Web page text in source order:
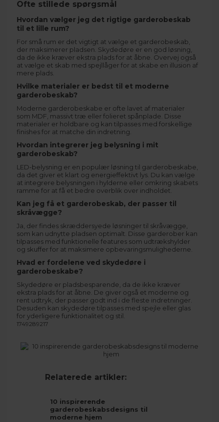
Ofte stillede spørgsmål
Hvordan vælger jeg det rigtige garderobeskab
til et lille rum?
For små rum er det vigtigt at vælge et garderobeskab,
der maksimerer pladsen. Skydedøre er en god løsning,
da de ikke kræver ekstra plads for at åbne. Overvej også
at vælge et skab med spejllåger for at skabe en illusion af
mere plads.
Hvilke materialer er bedst til et moderne
garderobeskab?
Moderne garderobeskabe er ofte lavet af materialer
som MDF, massivt træ eller folieret spånplade. Disse
materialer er holdbare og kan tilpasses med forskellige
finishes for at matche din indretning.
Hvordan integrerer jeg belysning i mit
garderobeskab?
LED-belysning er en populær løsning til garderobeskabe,
da det giver et klart og energieffektivt lys. Du kan vælge
at integrere belysningen i hylderne eller omkring skabets
ramme for at få et bedre overblik over indholdet.
Kan jeg få et garderobeskab, der passer til
skråvægge?
Ja, der findes skræddersyede løsninger til skråvægge,
som kan udnytte pladsen optimalt. Disse garderober kan
tilpasses med funktionelle features som udtrækshylder
og skuffer for at maksimere opbevaringsmulighederne.
Hvad er fordelene ved skydedøre i
garderobeskabe?
Skydedøre er pladsbesparende, da de ikke kræver
ekstra plads for at åbne. De giver også et moderne og
rent udtryk, der passer godt ind i de fleste indretninger.
Desuden kan skydedøre tilpasses med spejle eller glas
for yderligere funktionalitet og stil.
1749289217
Relaterede artikler:
10 inspirerende
garderobeskabsdesigns til
moderne hjem